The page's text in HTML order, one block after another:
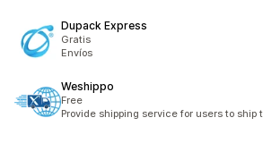
Dupack Express
Gratis
Envíos
Weshippo
Free
Provide shipping service for users to ship